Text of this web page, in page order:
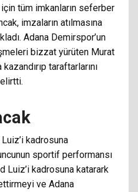
tüm imkanların seferber
imzaların atılmasına
Adana Demirspor’un
bizzat yürüten Murat
taraftarlarını
kadrosuna
sportif performansı
Luiz’i kadrosuna katarark
ve Adana